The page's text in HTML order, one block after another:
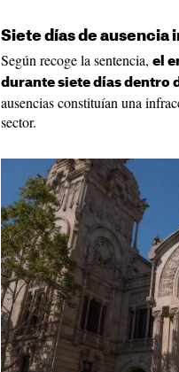
Siete días de ausencia
Según recoge la sentencia, el
durante siete días dentro
ausencias constituían una
sector.